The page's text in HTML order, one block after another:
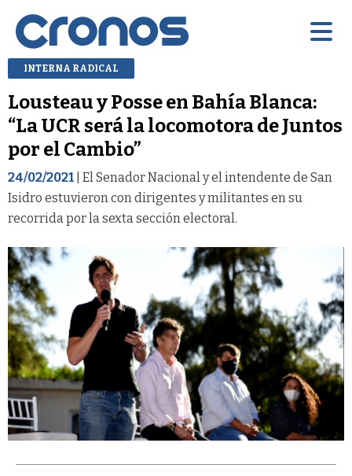
INTERNA RADICAL
Lousteau y Posse en Bahía Blanca:
“La UCR será la locomotora de Juntos
por el Cambio”
24/02/2021 | El Senador Nacional y el intendente de San
Isidro estuvieron con dirigentes y militantes en su
recorrida por la sexta sección electoral.